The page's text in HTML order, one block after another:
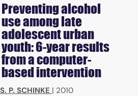
Preventing alcohol
use among late
adolescent urban
youth: 6-year results
from a computer-
based intervention
S. P. SCHINKE | 2010